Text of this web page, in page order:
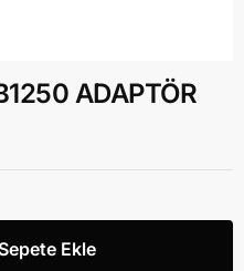
ADAPTÖR
Sepete Ekle